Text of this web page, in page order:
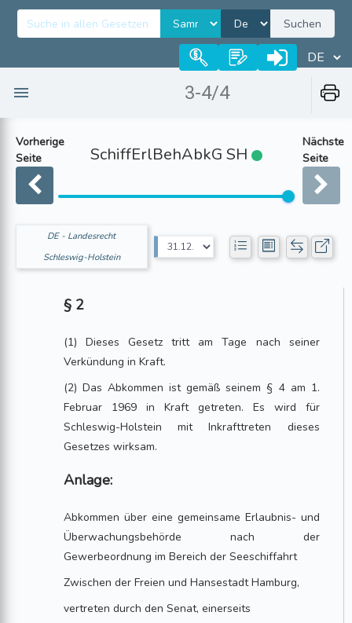
Suchen
3-4/4
Vorherige
Seite
SchiffErlBehAbkG SH
Nächste
Seite
DE - Landesrecht
Schleswig-Holstein
§ 2
(1) Dieses Gesetz tritt am Tage nach seiner
Verkündung in Kraft.
(2) Das Abkommen ist gemäß seinem § 4 am 1.
Februar 1969 in Kraft getreten. Es wird für
Schleswig-Holstein mit Inkrafttreten dieses
Gesetzes wirksam.
Anlage:
Abkommen über eine gemeinsame Erlaubnis- und
Überwachungsbehörde nach der
Gewerbeordnung im Bereich der Seeschiffahrt
Zwischen der Freien und Hansestadt Hamburg,
vertreten durch den Senat, einerseits